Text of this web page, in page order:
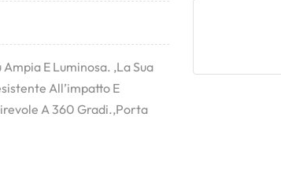
E Luminosa. ,La Sua
All’impatto E
A 360 Gradi.,Porta